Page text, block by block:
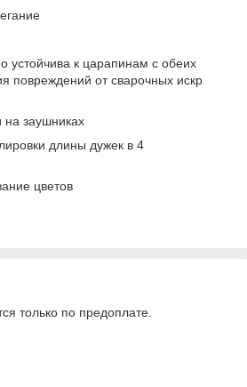
устойчива к царапинам с обеих
повреждений от сварочных искр
на заушниках
длины дужек в 4
цветов
только по предоплате.